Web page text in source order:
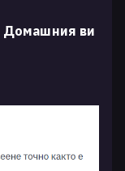
Домашния ви